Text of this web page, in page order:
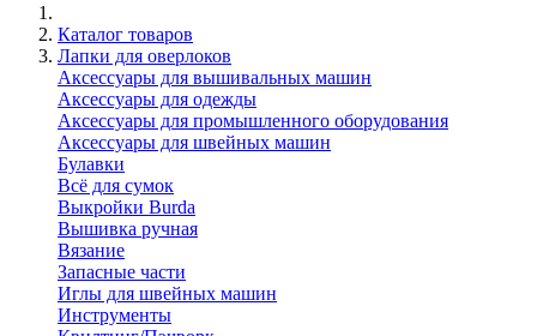
Каталог товаров
Лапки для оверлоков
Аксессуары для вышивальных машин
Аксессуары для одежды
Аксессуары для промышленного оборудования
Аксессуары для швейных машин
Булавки
Всё для сумок
Выкройки Burda
Вышивка ручная
Вязание
Запасные части
Иглы для швейных машин
Инструменты